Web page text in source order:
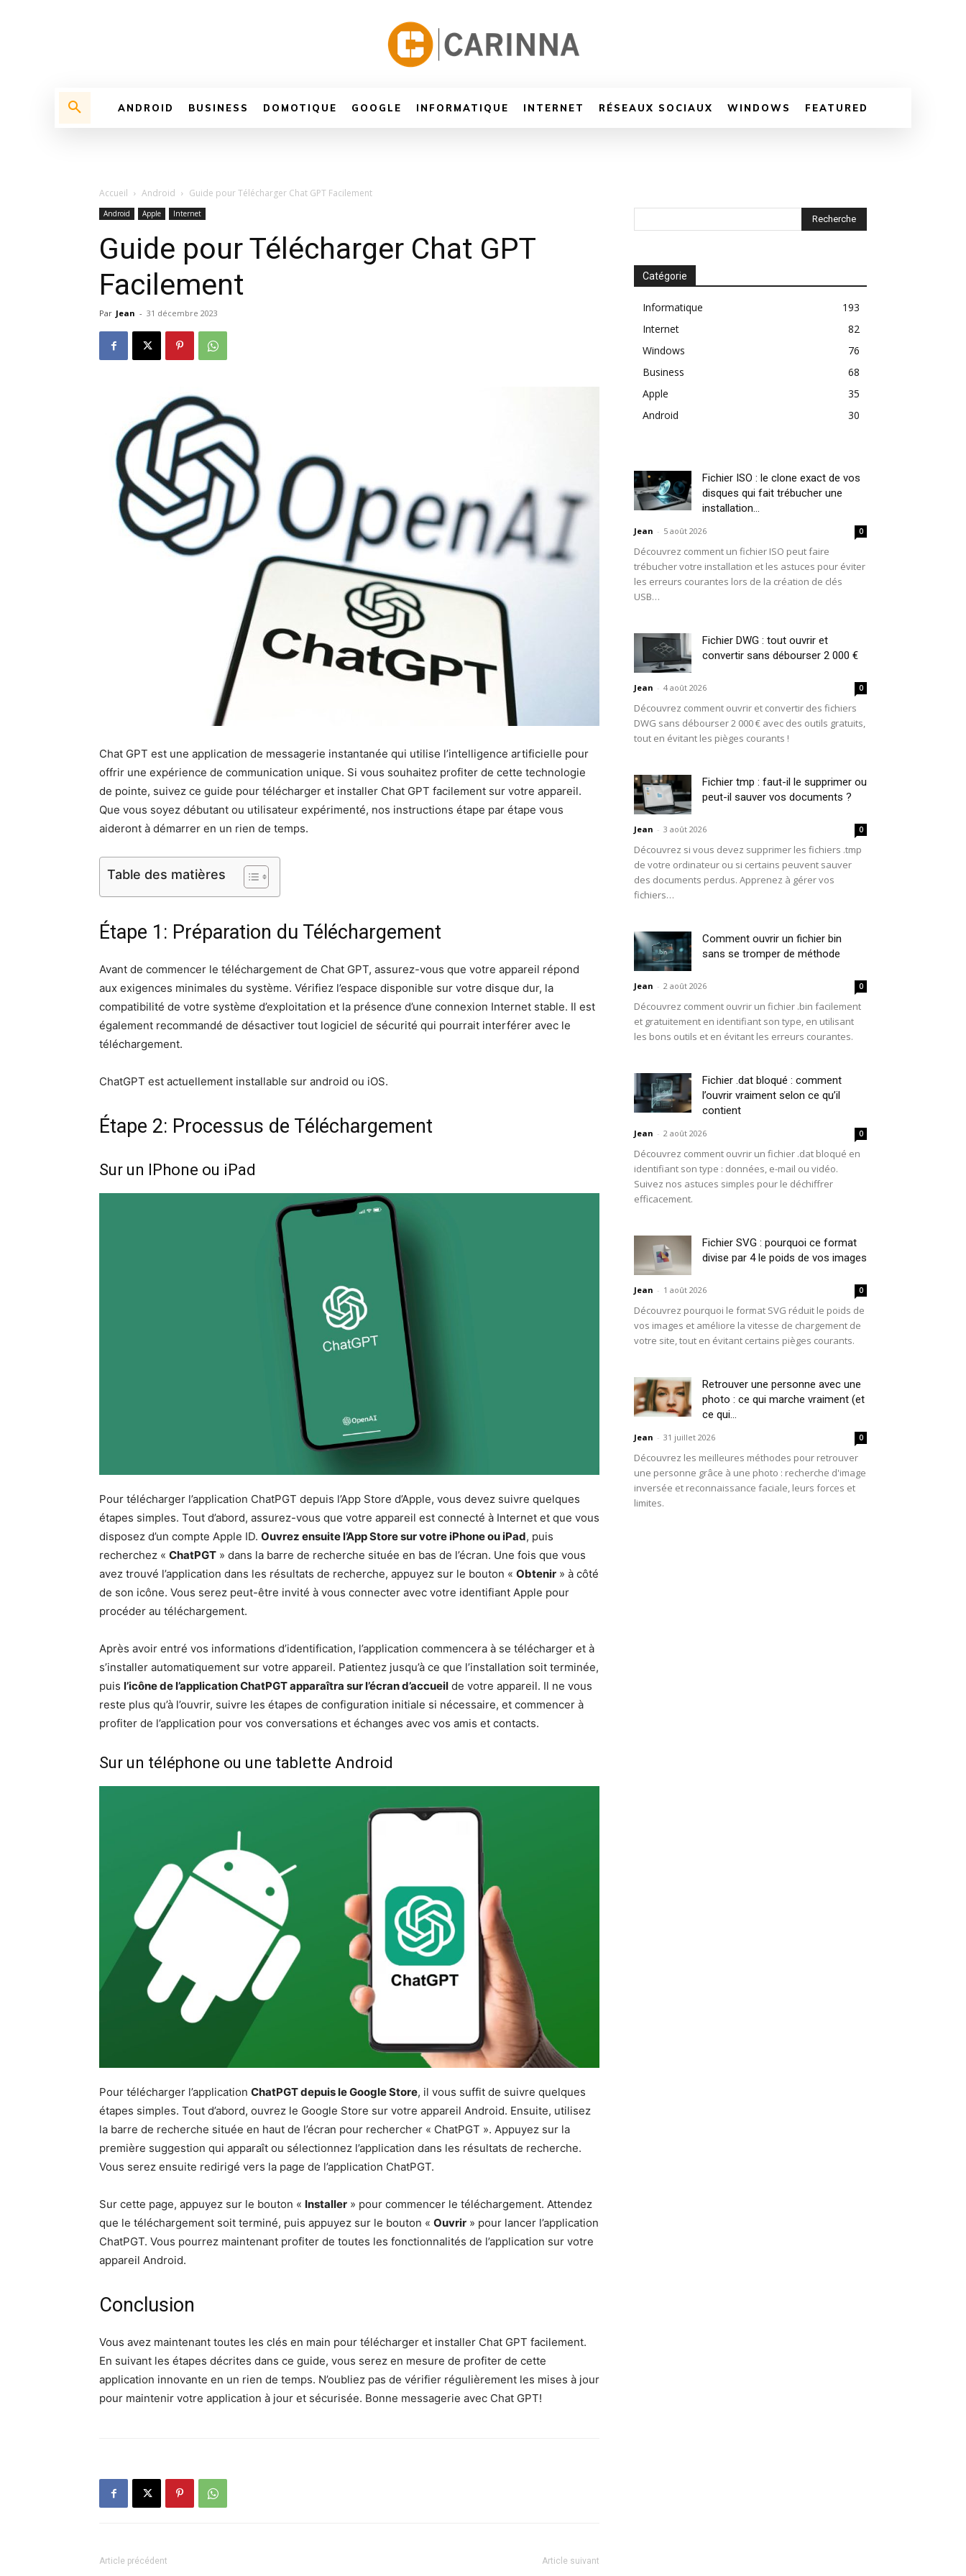
ANDROID BUSINESS DOMOTIQUE GOOGLE INFORMATIQUE INTERNET RÉSEAUX SOCIAUX WINDOWS FEATURED
Accueil Android Guide pour Télécharger Chat GPT Facilement
Android Apple Internet
Guide pour Télécharger Chat GPT
Facilement
Par Jean - 31 décembre 2023
Chat GPT est une application de messagerie instantanée qui utilise l’intelligence artificielle pour
offrir une expérience de communication unique. Si vous souhaitez profiter de cette technologie
de pointe, suivez ce guide pour télécharger et installer Chat GPT facilement sur votre appareil.
Que vous soyez débutant ou utilisateur expérimenté, nos instructions étape par étape vous
aideront à démarrer en un rien de temps.
Table des matières
Étape 1: Préparation du Téléchargement
Avant de commencer le téléchargement de Chat GPT, assurez-vous que votre appareil répond
aux exigences minimales du système. Vérifiez l’espace disponible sur votre disque dur, la
compatibilité de votre système d’exploitation et la présence d’une connexion Internet stable. Il est
également recommandé de désactiver tout logiciel de sécurité qui pourrait interférer avec le
téléchargement.
ChatGPT est actuellement installable sur android ou iOS.
Étape 2: Processus de Téléchargement
Sur un IPhone ou iPad
Pour télécharger l’application ChatPGT depuis l’App Store d’Apple, vous devez suivre quelques
étapes simples. Tout d’abord, assurez-vous que votre appareil est connecté à Internet et que vous
disposez d’un compte Apple ID. Ouvrez ensuite l’App Store sur votre iPhone ou iPad, puis
recherchez « ChatPGT » dans la barre de recherche située en bas de l’écran. Une fois que vous
avez trouvé l’application dans les résultats de recherche, appuyez sur le bouton « Obtenir » à côté
de son icône. Vous serez peut-être invité à vous connecter avec votre identifiant Apple pour
procéder au téléchargement.
Après avoir entré vos informations d’identification, l’application commencera à se télécharger et à
s’installer automatiquement sur votre appareil. Patientez jusqu’à ce que l’installation soit terminée,
puis l’icône de l’application ChatPGT apparaîtra sur l’écran d’accueil de votre appareil. Il ne vous
reste plus qu’à l’ouvrir, suivre les étapes de configuration initiale si nécessaire, et commencer à
profiter de l’application pour vos conversations et échanges avec vos amis et contacts.
Sur un téléphone ou une tablette Android
Pour télécharger l’application ChatPGT depuis le Google Store, il vous suffit de suivre quelques
étapes simples. Tout d’abord, ouvrez le Google Store sur votre appareil Android. Ensuite, utilisez
la barre de recherche située en haut de l’écran pour rechercher « ChatPGT ». Appuyez sur la
première suggestion qui apparaît ou sélectionnez l’application dans les résultats de recherche.
Vous serez ensuite redirigé vers la page de l’application ChatPGT.
Sur cette page, appuyez sur le bouton « Installer » pour commencer le téléchargement. Attendez
que le téléchargement soit terminé, puis appuyez sur le bouton « Ouvrir » pour lancer l’application
ChatPGT. Vous pourrez maintenant profiter de toutes les fonctionnalités de l’application sur votre
appareil Android.
Conclusion
Vous avez maintenant toutes les clés en main pour télécharger et installer Chat GPT facilement.
En suivant les étapes décrites dans ce guide, vous serez en mesure de profiter de cette
application innovante en un rien de temps. N’oubliez pas de vérifier régulièrement les mises à jour
pour maintenir votre application à jour et sécurisée. Bonne messagerie avec Chat GPT!
Article précédent Article suivant
Catégorie
Informatique
193
Internet
82
Windows
76
Business
68
Apple
35
Android
30
Fichier ISO : le clone exact de vos
disques qui fait trébucher une
installation...
Jean - 5 août 2026 0
Découvrez comment un fichier ISO peut faire
trébucher votre installation et les astuces pour éviter
les erreurs courantes lors de la création de clés
USB…
Fichier DWG : tout ouvrir et
convertir sans débourser 2 000 €
Jean - 4 août 2026 0
Découvrez comment ouvrir et convertir des fichiers
DWG sans débourser 2 000 € avec des outils gratuits,
tout en évitant les pièges courants !
Fichier tmp : faut-il le supprimer ou
peut-il sauver vos documents ?
Jean - 3 août 2026 0
Découvrez si vous devez supprimer les fichiers .tmp
de votre ordinateur ou si certains peuvent sauver
des documents perdus. Apprenez à gérer vos
fichiers…
Comment ouvrir un fichier bin
sans se tromper de méthode
Jean - 2 août 2026 0
Découvrez comment ouvrir un fichier .bin facilement
et gratuitement en identifiant son type, en utilisant
les bons outils et en évitant les erreurs courantes.
Fichier .dat bloqué : comment
l’ouvrir vraiment selon ce qu’il
contient
Jean - 2 août 2026 0
Découvrez comment ouvrir un fichier .dat bloqué en
identifiant son type : données, e-mail ou vidéo.
Suivez nos astuces simples pour le déchiffrer
efficacement.
Fichier SVG : pourquoi ce format
divise par 4 le poids de vos images
Jean - 1 août 2026 0
Découvrez pourquoi le format SVG réduit le poids de
vos images et améliore la vitesse de chargement de
votre site, tout en évitant certains pièges courants.
Retrouver une personne avec une
photo : ce qui marche vraiment (et
ce qui...
Jean - 31 juillet 2026 0
Découvrez les meilleures méthodes pour retrouver
une personne grâce à une photo : recherche d'image
inversée et reconnaissance faciale, leurs forces et
limites.